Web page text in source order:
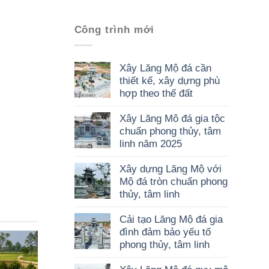
Công trình mới
Xây Lăng Mộ đá cần
thiết kế, xây dựng phù
hợp theo thế đất
Xây Lăng Mô đá gia tộc
chuẩn phong thủy, tâm
linh năm 2025
Xây dựng Lăng Mộ với
Mộ đá tròn chuẩn phong
thủy, tâm linh
Cải tạo Lăng Mộ đá gia
đình đảm bảo yếu tố
phong thủy, tâm linh